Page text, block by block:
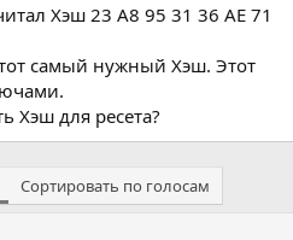
Хэш 23 A8 95 31 36 AE 71
самый нужный Хэш. Этот
Хэш для ресета?
Сортировать по голосам